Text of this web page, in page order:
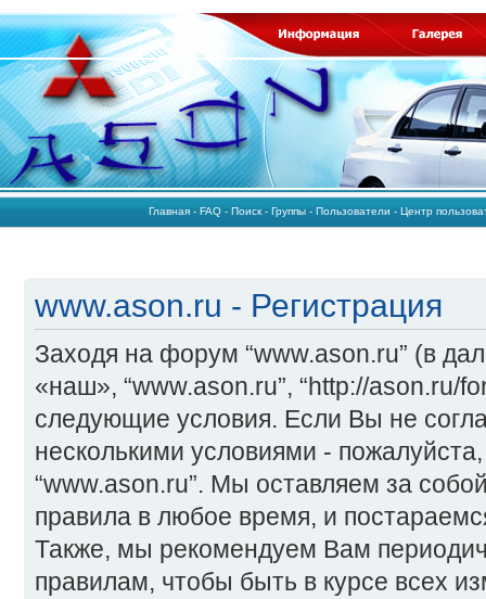
Главная - FAQ - Поиск - Группы - Пользователи - Центр
www.ason.ru - Регистрация
Заходя на форум “www.ason.ru” (в
«наш», “www.ason.ru”, “http://ason.ru/
следующие условия. Если Вы не
несколькими условиями -
“www.ason.ru”. Мы оставляем за
правила в любое время, и
Также, мы рекомендуем Вам
правилам, чтобы быть в курсе всех